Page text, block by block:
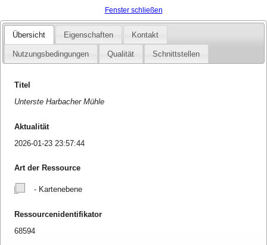
Fenster schließen
Übersicht Eigenschaften Kontakt
Nutzungsbedingungen Qualität Schnittstellen
Titel
Unterste Harbacher Mühle
Aktualität
2026-01-23 23:57:44
Art der Ressource
- Kartenebene
Ressourcenidentifikator
68594